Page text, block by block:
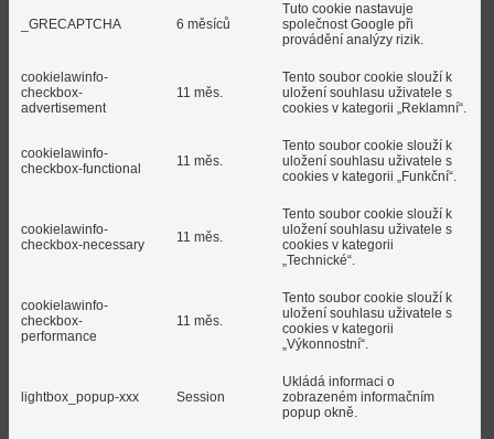
_GRECAPTCHA 6 měsíců
Tuto cookie nastavuje
společnost Google při
provádění analýzy rizik.
cookielawinfo-
checkbox-
advertisement
11 měs.
Tento soubor cookie slouží k
uložení souhlasu uživatele s
cookies v kategorii „Reklamní“.
cookielawinfo-
checkbox-functional
11 měs.
Tento soubor cookie slouží k
uložení souhlasu uživatele s
cookies v kategorii „Funkční“.
cookielawinfo-
checkbox-necessary
11 měs.
Tento soubor cookie slouží k
uložení souhlasu uživatele s
cookies v kategorii
„Technické“.
cookielawinfo-
checkbox-
performance
11 měs.
Tento soubor cookie slouží k
uložení souhlasu uživatele s
cookies v kategorii
„Výkonnostní“.
lightbox_popup-xxx Session
Ukládá informaci o
zobrazeném informačním
popup okně.